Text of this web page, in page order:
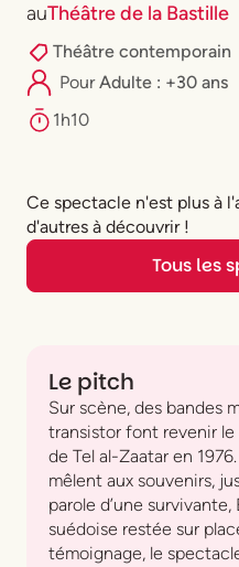
auThéâtre de la Bastille
Théâtre contemporain
PourAdulte : +30 ans
1h10
Ce spectacle n'est plus à
d'autres à découvrir !
Tous les
Le pitch
Sur scène, des bandes
transistor font revenir
de Tel al-Zaatar en
mêlent aux souvenirs,
parole d’une
suédoise restée sur
témoignage, le